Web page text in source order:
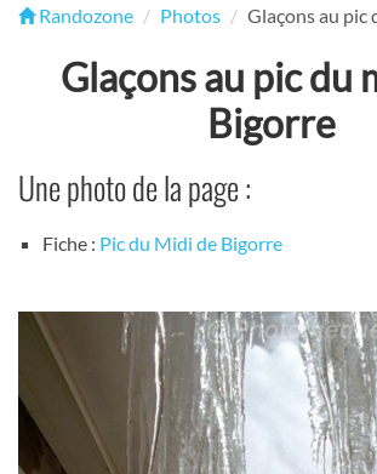
Randozone Photos Glaçons au pic
Glaçons au pic du
Bigorre
Une photo de la page :
Fiche : Pic du Midi de Bigorre